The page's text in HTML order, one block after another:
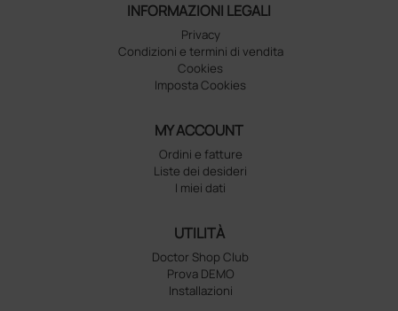
INFORMAZIONI LEGALI
Privacy
Condizioni e termini di vendita
Cookies
Imposta Cookies
MY ACCOUNT
Ordini e fatture
Liste dei desideri
I miei dati
UTILITÀ
Doctor Shop Club
Prova DEMO
Installazioni